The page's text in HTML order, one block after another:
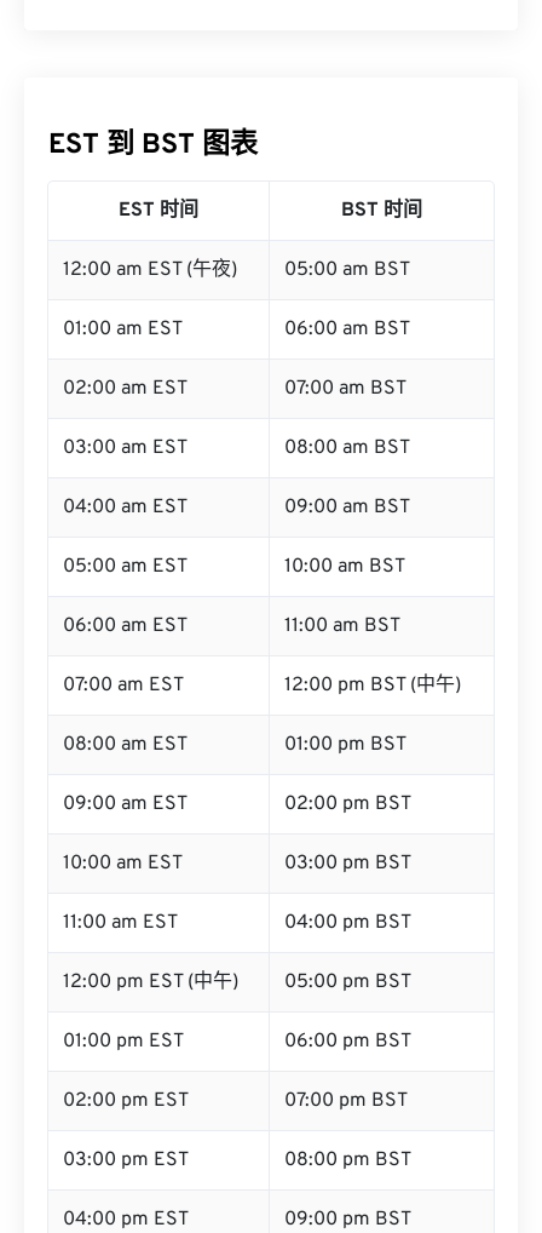
EST 到 BST 图表
EST 时间 BST 时间
12:00 am EST (午夜) 05:00 am BST
01:00 am EST 06:00 am BST
02:00 am EST 07:00 am BST
03:00 am EST 08:00 am BST
04:00 am EST 09:00 am BST
05:00 am EST 10:00 am BST
06:00 am EST 11:00 am BST
07:00 am EST 12:00 pm BST (中午)
08:00 am EST 01:00 pm BST
09:00 am EST 02:00 pm BST
10:00 am EST 03:00 pm BST
11:00 am EST 04:00 pm BST
12:00 pm EST (中午) 05:00 pm BST
01:00 pm EST 06:00 pm BST
02:00 pm EST 07:00 pm BST
03:00 pm EST 08:00 pm BST
04:00 pm EST 09:00 pm BST